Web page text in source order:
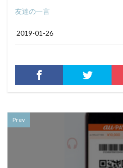
友達の一言
2019-01-26
Prev